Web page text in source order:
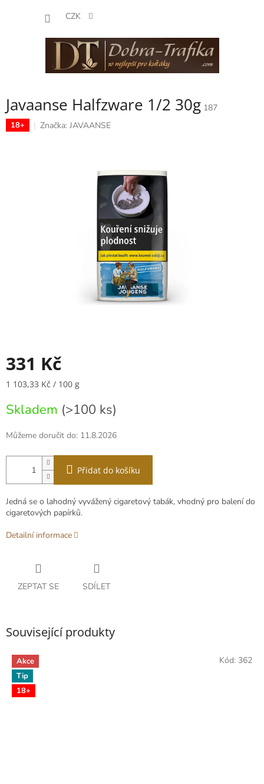
CZK
Javaanse Halfzware 1/2 30g 187
18+ Značka: JAVAANSE
331 Kč
Měrná
1 103,33 Kč / 100 g
Skladem (>100 ks)
Můžeme doručit do: 11.8.2026
Přidat do košíku
Jedná se o lahodný vyvážený cigaretový tabák, vhodný pro balení do
cigaretových papírků.
Detailní informace
ZEPTAT SE SDÍLET
Související produkty
Akce
Tip
18+
Kód: 362